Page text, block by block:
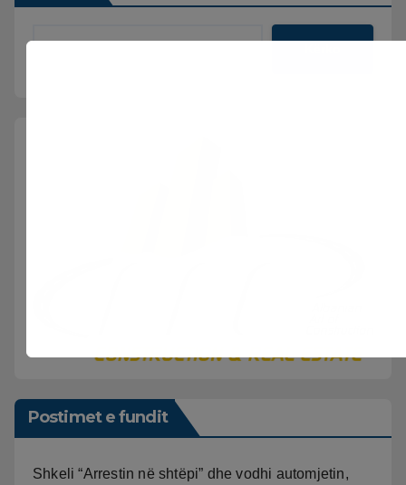
Postimet e fundit
Shkeli “Arrestin në shtëpi” dhe vodhi automjetin,